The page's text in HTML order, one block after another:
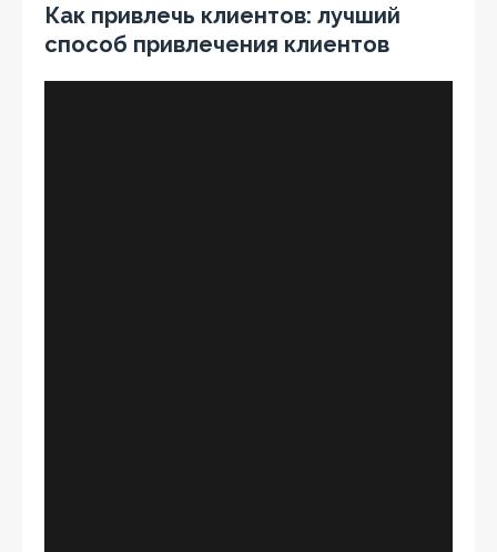
Как привлечь клиентов: лучший
способ привлечения клиентов